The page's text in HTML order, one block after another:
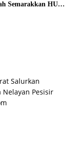
Semarakkan HUT
Salurkan
Pesisir